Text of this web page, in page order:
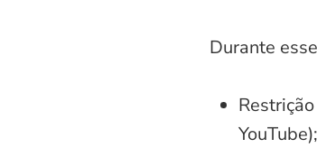
Durante
YouTube);